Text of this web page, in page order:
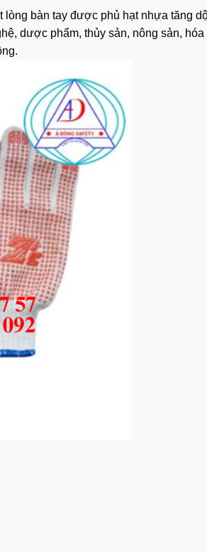
bàn tay được phủ hạt nhựa tăng
dược phẩm, thủy sản, nông sản,